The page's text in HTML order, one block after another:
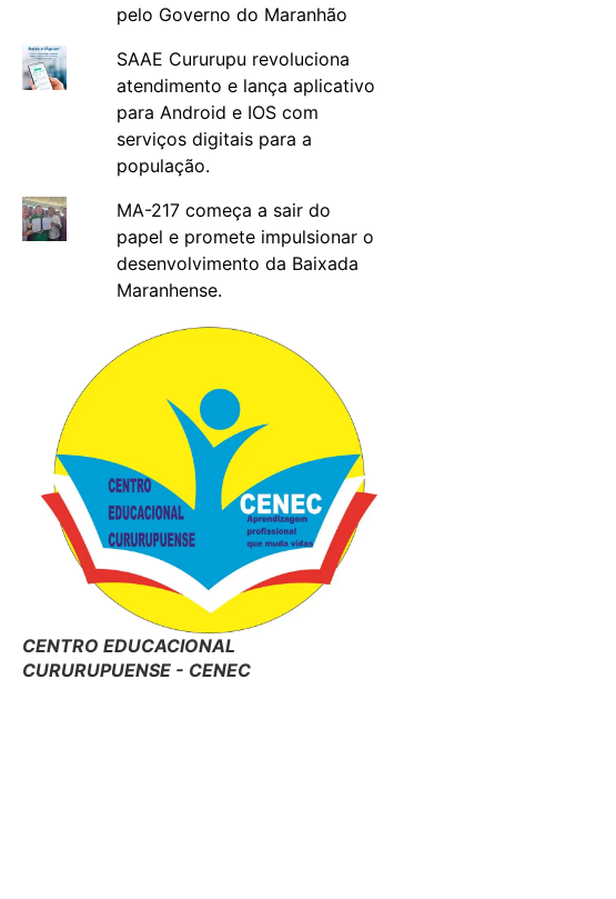
pelo Governo do Maranhão
SAAE Cururupu revoluciona
atendimento e lança aplicativo
para Android e IOS com
serviços digitais para a
população.
MA-217 começa a sair do
papel e promete impulsionar o
desenvolvimento da Baixada
Maranhense.
CENTRO EDUCACIONAL
CURURUPUENSE - CENEC